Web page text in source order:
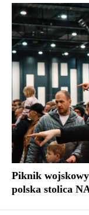
Piknik
polska stolica